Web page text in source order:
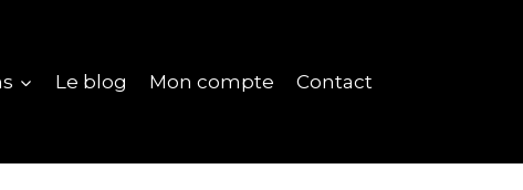
Le blog Mon compte Contact